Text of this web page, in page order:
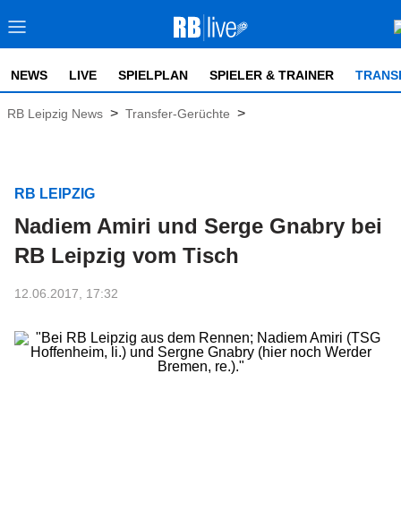
NEWS LIVE SPIELPLAN SPIELER & TRAINER
RB Leipzig News > Transfer-Gerüchte >
RB LEIPZIG
Nadiem Amiri und Serge Gnabry bei
RB Leipzig vom Tisch
12.06.2017, 17:32